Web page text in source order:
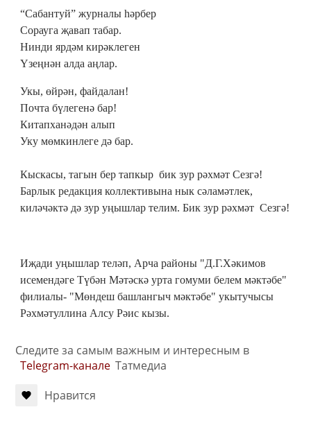
“Сабантуй” журналы һәрбер
Сорауга җавап табар.
Нинди ярдәм кирәклеген
Үзеңнән алда аңлар.
Укы, өйрән, файдалан!
Почта бүлегенә бар!
Китапханәдән алып
Уку мөмкинлеге дә бар.
Кыскасы, тагын бер тапкыр бик зур рәхмәт Сезгә!
Барлык редакция коллективына нык сәламәтлек,
киләчәктә дә зур уңышлар телим. Бик зур рәхмәт Сезгә!
Иҗади уңышлар теләп, Арча районы "Д.Г.Хәкимов
исемендәге Түбән Мәтәскә урта гомуми белем мәктәбе"
филиалы- "Мөндеш башлангыч мәктәбе" укытучысы
Рәхмәтуллина Алсу Рәис кызы.
Следите за самым важным и интересным в
Telegram-канале Татмедиа
Нравится